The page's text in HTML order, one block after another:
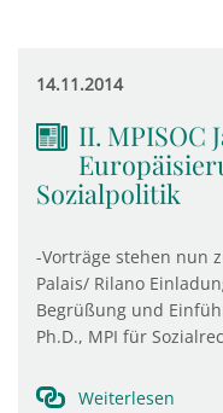
14.11.2014
II. MPISOC
Sozialpolitik
-Vorträge stehen nun
Palais/ Rilano
Begrüßung und
Ph.D., MPI für
Weiterlesen